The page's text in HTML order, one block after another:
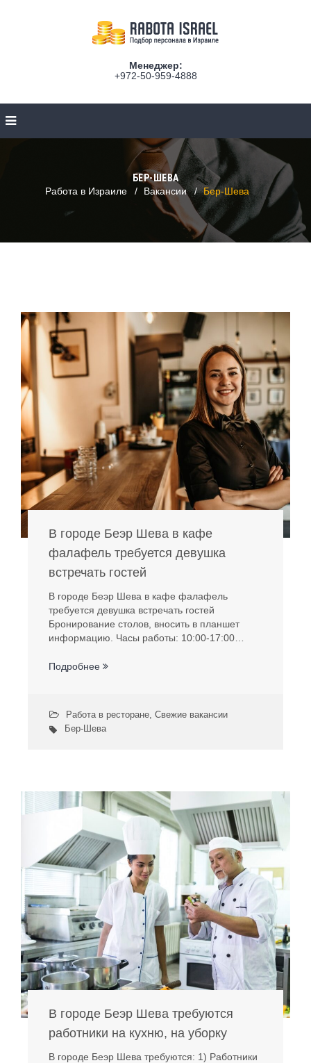
Менеджер:
+972-50-959-4888
БЕР-ШЕВА
Работа в Израиле
Вакансии Бер-Шева
В городе Беэр Шева в кафе
фалафель требуется девушка
встречать гостей
В городе Беэр Шева в кафе фалафель
требуется девушка встречать гостей
Бронирование столов, вносить в планшет
информацию. Часы работы: 10:00-17:00…
Подробнее
Работа в ресторане, Свежие вакансии
Бер-Шева
В городе Беэр Шева требуются
работники на кухню, на уборку
В городе Беэр Шева требуются: 1) Работники